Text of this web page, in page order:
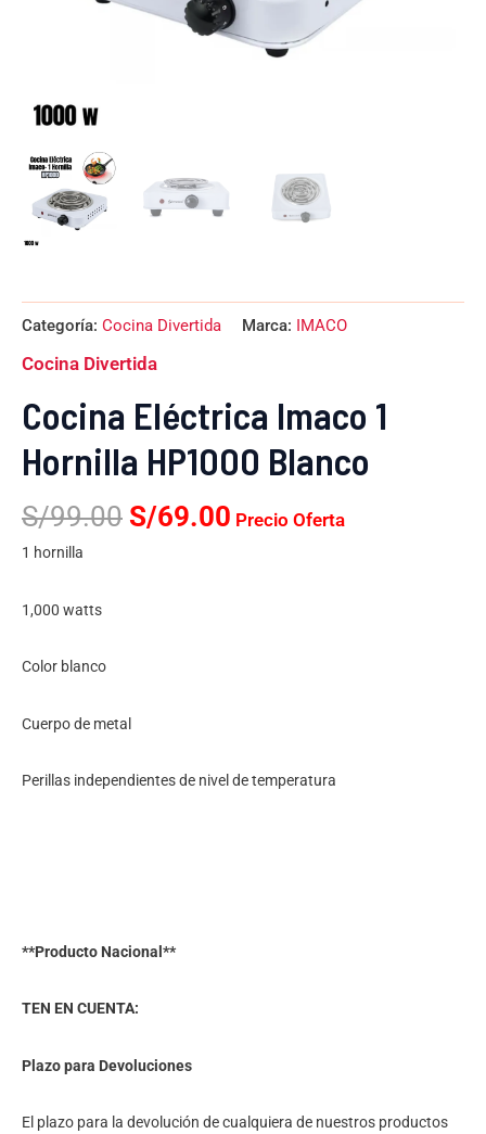
Categoría: Cocina Divertida Marca: IMACO
Cocina Divertida
Cocina Eléctrica Imaco 1
Hornilla HP1000 Blanco
S/99.00 S/69.00 Precio Oferta
1 hornilla
1,000 watts
Color blanco
Cuerpo de metal
Perillas independientes de nivel de temperatura
**Producto Nacional**
TEN EN CUENTA:
Plazo para Devoluciones
El plazo para la devolución de cualquiera de nuestros productos